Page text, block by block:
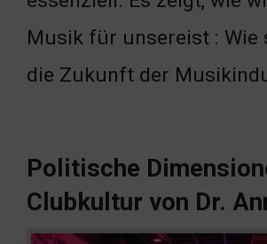
Musik für unsereist : Wie
die Zukunft der
Politische
Clubkultur von Dr.